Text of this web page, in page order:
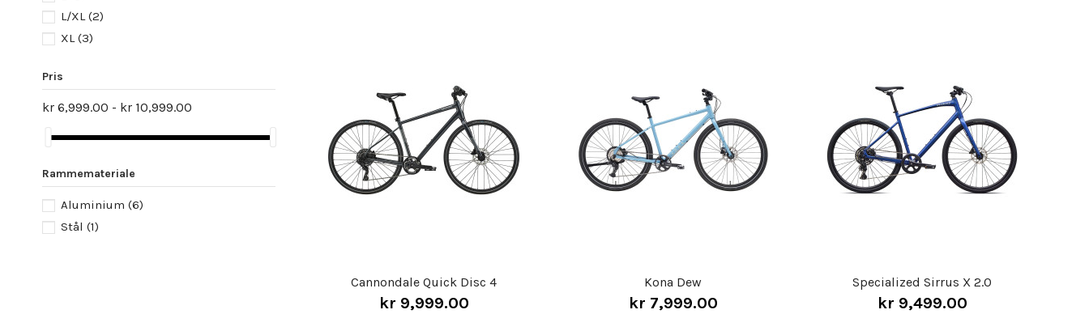
Cannondale Quick Disc 4
kr 9,999.00
Kona Dew
kr 7,999.00
Specialized Sirrus X 2.0
kr 9,499.00
L/XL(2)
XL(3)
Pris
kr 6,999.00 - kr 10,999.00
Rammemateriale
Aluminium (6)
Stål (1)